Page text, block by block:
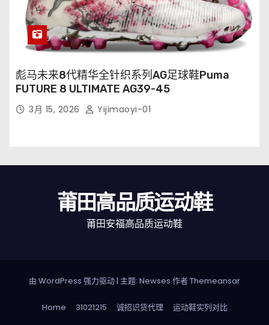
彪马未来8代精华全针织系列AG足球鞋Puma
FUTURE 8 ULTIMATE AG39-45
3月 15, 2026 Yijimaoyi-01
莆田高品质运动鞋
莆田安福高品质运动鞋
由 WordPress 强力驱动 | 主题: Newses 作者Themeansar
Home 31021215 诚招识货代理 运动鞋实列对比